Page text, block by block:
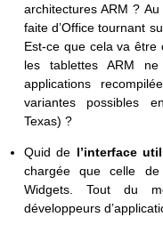
architectures ARM ?
faite d’Office tournant
Est-ce que cela va être
les tablettes ARM
applications
variantes possibles
Texas) ?
Quid de l’interface
chargée que celle de
Widgets. Tout du
développeurs